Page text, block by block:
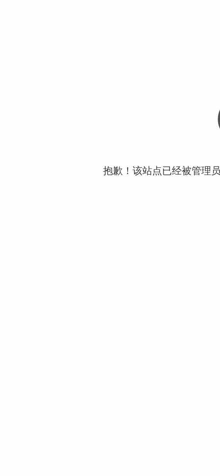
抱歉！该站点已经被管理